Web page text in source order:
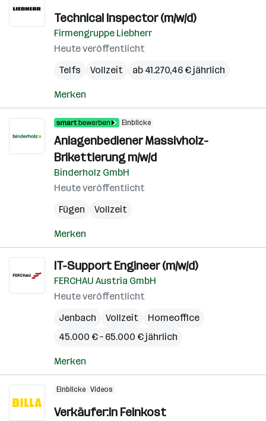
Technical Inspector (m/w/d)
Firmengruppe Liebherr
Heute veröffentlicht
Telfs
Vollzeit ab 41.270,46 € jährlich
Merken
Einblicke
Anlagenbediener Massivholz-
Brikettierung m/w/d
Binderholz GmbH
Heute veröffentlicht
Fügen
Vollzeit
Merken
IT-Support Engineer (m/w/d)
FERCHAU Austria GmbH
Heute veröffentlicht
Jenbach
Vollzeit
Homeoffice
45.000 € – 65.000 € jährlich
Merken
Einblicke Videos
Verkäufer:in Feinkost